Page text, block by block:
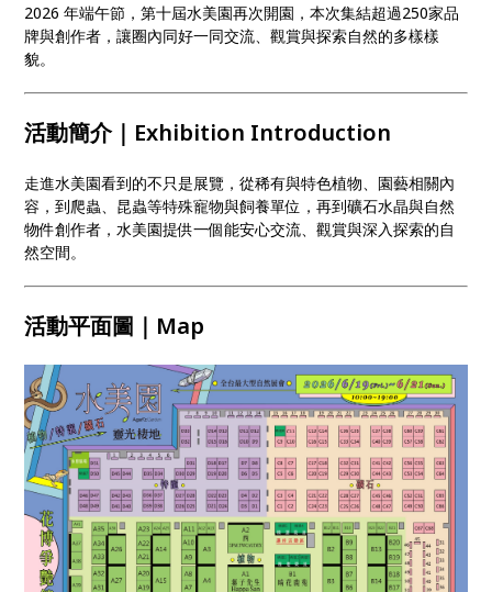
2026 年端午節，第十屆水美園再次開園，本次集結超過250家品
牌與創作者，讓圈內同好一同交流、觀賞與探索自然的多樣樣
貌。
活動簡介｜Exhibition Introduction
走進水美園看到的不只是展覽，從稀有與特色植物、園藝相關內
容，到爬蟲、昆蟲等特殊寵物與飼養單位，再到礦石水晶與自然
物件創作者，水美園提供一個能安心交流、觀賞與深入探索的自
然空間。
活動平面圖｜Map